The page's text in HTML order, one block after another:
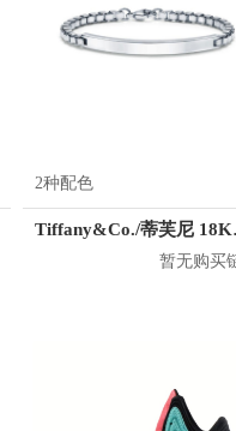
2种配色
暂无购买